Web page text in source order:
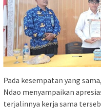
Pada kesempatan yang
Ndao menyampaikan
terjalinnya kerja sama